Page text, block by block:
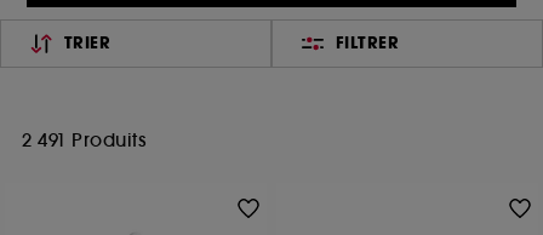
TRIER FILTRER
2 491 Produits